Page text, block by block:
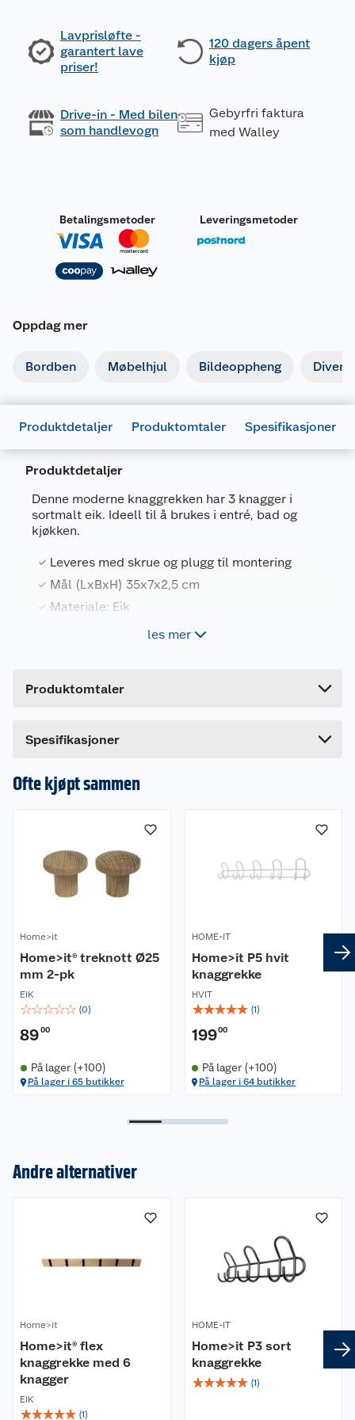
Lavprisløfte -
garantert lave
priser!
120 dagers åpent
kjøp
Drive-in - Med bilen
som handlevogn
Gebyrfri faktura
med Walley
Betalingsmetoder Leveringsmetoder
Oppdag mer
Bordben Møbelhjul Bildeoppheng
Produktdetaljer Produktomtaler Spesifikasjoner
Produktdetaljer
Denne moderne knaggrekken har 3 knagger i
sortmalt eik. Ideell til å brukes i entré, bad og
kjøkken.
Leveres med skrue og plugg til montering
Mål (LxBxH) 35x7x2,5 cm
Materiale: Eik
Antall knagger: 3 stk
Inkludert i pakken: Skruer.
Produsert i Danmark.
Mål:
Lengde: 35 cm
les mer
Produktomtaler
Dette produktet har ikke fått noen omtale ennå.
en omtale.
Spesifikasjoner
Generelt
Artikkelnummer
Leverandørens artikkelnummer
12224
Farge
Ofte kjøpt sammen
Home>it
Home>it® treknott Ø25
mm 2-pk
EIK
☆☆☆☆☆ (0)
8900
På lager (+100)
På lager i 65 butikker
HOME-IT
Home>it P5 hvit
knaggrekke
HVIT
☆☆☆☆☆ (1)
19900
På lager (+100)
På lager i 64 butikker
Andre alternativer
Home>it
Home>it® flex
knaggrekke med 6
knagger
EIK
☆☆☆☆☆ (1)
HOME-IT
Home>it P3 sort
knaggrekke
☆☆☆☆☆ (1)
Butikker
Retur- og angrerett
Reklamasjon
Våre merkevarer
Kjøpsvilkår
Personvern
Lavprisløfte
Hageinspirasjon
Oppussing med utemaling